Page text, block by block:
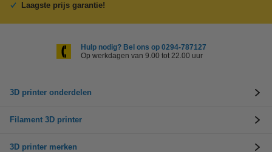
Laagste prijs garantie!
Hulp nodig? Bel ons op 0294-787127
Op werkdagen van 9.00 tot 22.00 uur
3D printer onderdelen
Filament 3D printer
3D printer merken